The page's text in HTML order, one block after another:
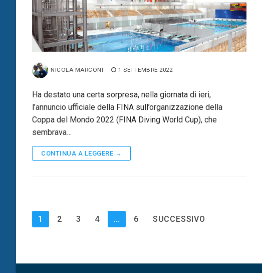
NICOLA MARCONI 1 SETTEMBRE 2022
Ha destato una certa sorpresa, nella giornata di ieri,
l’annuncio ufficiale della FINA sull’organizzazione della
Coppa del Mondo 2022 (FINA Diving World Cup), che
sembrava…
CONTINUA A LEGGERE →
Paginazione
1 2 3 4 … 6 SUCCESSIVO